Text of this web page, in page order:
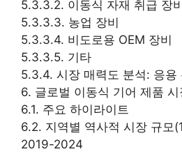
5.3.3.2. 이동식 자재 취급 장비
5.3.3.3. 농업 장비
5.3.3.4. 비도로용 OEM 장비
5.3.3.5. 기타
5.3.4. 시장 매력도 분석: 응용
6. 글로벌 이동식 기어 제품
6.1. 주요 하이라이트
6.2. 지역별 역사적 시장 규모
2019-2024